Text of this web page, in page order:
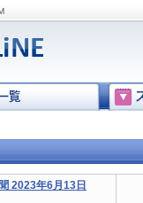
2023年6月13日